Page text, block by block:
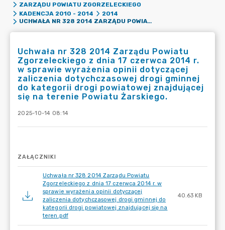
ZARZĄDU POWIATU ZGORZELECKIEGO
KADENCJA 2010 - 2014
2014
UCHWAŁA NR 328 2014 ZARZĄDU POWIATU ZGORZELECKIEGO Z DNIA 17 CZERWCA 2014 R. W SPRAWIE WYRAŻENIA OPINII DOTYCZĄCEJ ZALICZENIA DOTYCHCZASOWEJ DROGI GMINNEJ DO KATEGORII DROGI POWIATOWEJ ZNAJDUJĄCEJ SIĘ NA TERENIE POWIATU ŻARSKIEGO.
Uchwała nr 328 2014 Zarządu Powiatu
Zgorzeleckiego z dnia 17 czerwca 2014 r.
w sprawie wyrażenia opinii dotyczącej
zaliczenia dotychczasowej drogi gminnej
do kategorii drogi powiatowej znajdującej
się na terenie Powiatu Żarskiego.
2025-10-14 08:14
ZAŁĄCZNIKI
Uchwała nr 328 2014 Zarządu Powiatu
Zgorzeleckiego z dnia 17 czerwca 2014 r. w
sprawie wyrażenia opinii dotyczącej
zaliczenia dotychczasowej drogi gminnej do
kategorii drogi powiatowej znajdującej się na
teren.pdf
40.63 KB